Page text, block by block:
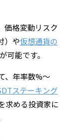
価格変動リスク
）や仮想通貨の
可能です。
、年率数%～
ステーキング
求める投資家に